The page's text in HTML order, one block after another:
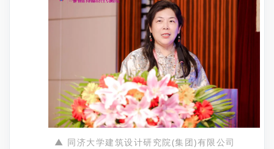
▲ 同济大学建筑设计研究院(集团)有限公司